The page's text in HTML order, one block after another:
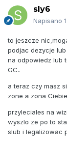
sly6
Napisano
to jeszcze
podjac dezycje
na odpowiedz lub
GC..
a teraz czy masz
zone a zona
przyleciales na
wyszlo ze po to
slub i legalizowac